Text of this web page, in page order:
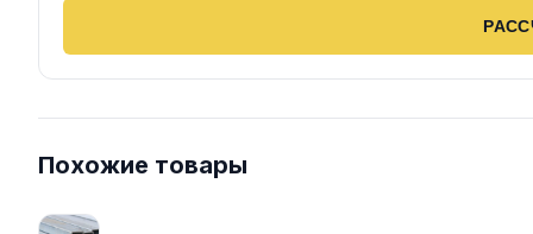
Похожие товары